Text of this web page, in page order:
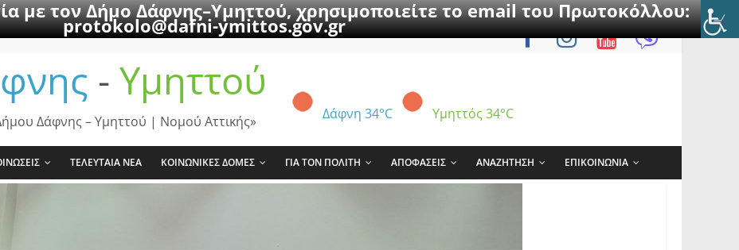
με τον Δήμο Δάφνης–Υμηττού, χρησιμοποιείτε το email του Πρωτοκόλλου:
protokolo@dafni-ymittos.gov.gr
- Υμηττού
Δάφνη 34°C Υμηττός 34°C
Δάφνης – Υμηττού | Νομού Αττικής»
ΤΕΛΕΥΤΑΙΑ ΝΕΑ ΚΟΙΝΩΝΙΚΕΣ ΔΟΜΕΣ ΓΙΑ ΤΟΝ ΠΟΛΙΤΗ ΑΠΟΦΑΣΕΙΣ ΑΝΑΖΗΤΗΣΗ ΕΠΙΚΟΙΝΩΝΙΑ